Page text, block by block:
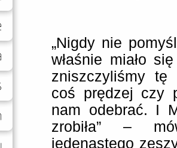
„Nigdy nie
właśnie miało
zniszczyliśmy tę
coś prędzej czy
nam odebrać. I
zrobiła” –
jedenastego